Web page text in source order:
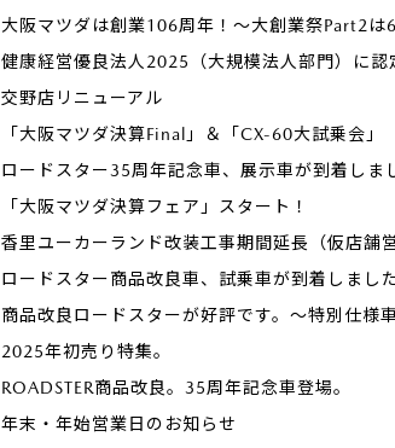
大阪マツダは創業106周年！～大創業祭Part2は
健康経営優良法人2025（大規模法人部門）に認
交野店リニューアル
「大阪マツダ決算Final」＆「CX-60大試乗会」
ロードスター35周年記念車、展示車が到着しま
「大阪マツダ決算フェア」スタート！
香里ユーカーランド改装工事期間延長（仮店
ロードスター商品改良車、試乗車が到着しました
商品改良ロードスターが好評です。～特別仕様
2025年初売り特集。
ROADSTER商品改良。35周年記念車登場。
年末・年始営業日のお知らせ